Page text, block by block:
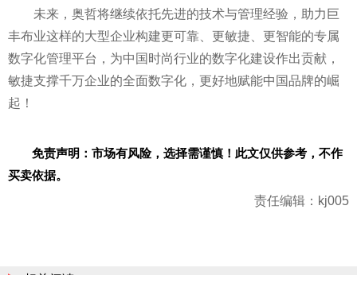
未来，奥哲将继续依托先进的技术与管理经验，助力巨
丰布业这样的大型企业构建更可靠、更敏捷、更智能的专属
数字化管理平台，为中国时尚行业的数字化建设作出贡献，
敏捷支撑千万企业的全面数字化，更好地赋能中国品牌的崛
起！
免责声明：市场有风险，选择需谨慎！此文仅供参考，不作
买卖依据。
责任编辑：kj005
相关阅读